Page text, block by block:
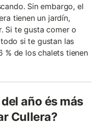
Sin embargo, el
tienen un jardín,
Si te gusta comer o
si te gustan las
% de los chalets tienen
año és más
Cullera?